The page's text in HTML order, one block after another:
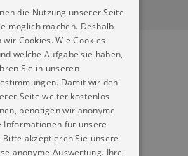
die Nutzung unserer Seite
möglich machen. Deshalb
Cookies. Wie Cookies
welche Aufgabe sie haben,
Sie in unseren
Damit wir den
Seite weiter kostenlos
benötigen wir anonyme
Informationen für unsere
akzeptieren Sie unsere
anonyme Auswertung. Ihre